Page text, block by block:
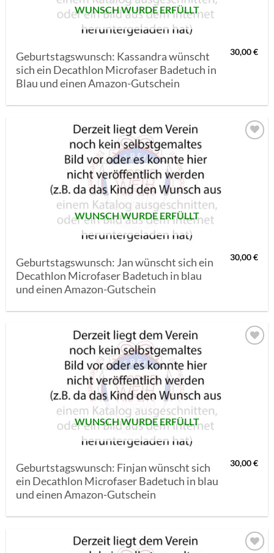
WUNSCH WURDE ERFÜLLT
Geburtstagswunsch: Kassandra wünscht
sich ein Decathlon Microfaser Badetuch in
Blau und einen Amazon-Gutschein
30,00€
WUNSCH WURDE ERFÜLLT
Geburtstagswunsch: Jan wünscht sich ein
Decathlon Microfaser Badetuch in blau
und einen Amazon-Gutschein
30,00€
WUNSCH WURDE ERFÜLLT
Geburtstagswunsch: Finjan wünscht sich
ein Decathlon Microfaser Badetuch in blau
und einen Amazon-Gutschein
30,00€